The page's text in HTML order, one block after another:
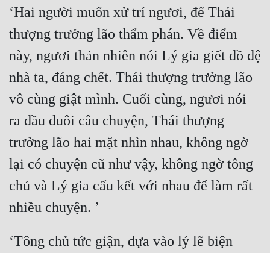
Võ Hiệp
Võng Du
Xuyên Không
Xuyên Nhanh
Xuyên Sách
Xuyên Thư
Điền Văn
‘Hai người muốn xử trí ngươi, để Thái
thượng trưởng lão thẩm phán. Về điểm
này, ngươi thản nhiên nói Lý gia giết đồ đệ
nhà ta, đáng chết. Thái thượng trưởng lão
vô cùng giật mình. Cuối cùng, ngươi nói
ra đầu đuôi câu chuyện, Thái thượng
trưởng lão hai mặt nhìn nhau, không ngờ
lại có chuyện cũ như vậy, không ngờ tông
chủ và Lý gia cấu kết với nhau để làm rất
‘Tông chủ tức giận, dựa vào lý lẽ biện